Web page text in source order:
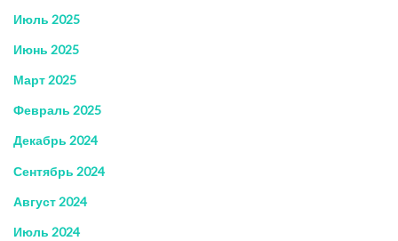
Июль 2025
Июнь 2025
Март 2025
Февраль 2025
Декабрь 2024
Сентябрь 2024
Август 2024
Июль 2024